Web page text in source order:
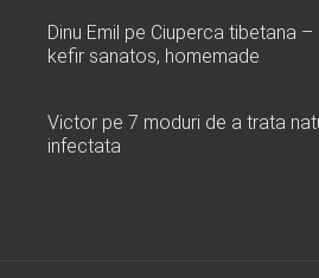
Dinu Emil pe Ciuperca tibetana –
kefir sanatos, homemade
Victor pe 7 moduri de a trata
infectata